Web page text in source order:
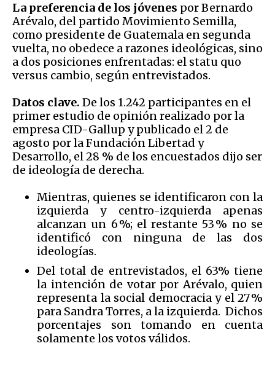
La preferencia de los jóvenes por Bernardo
Arévalo, del partido Movimiento Semilla,
como presidente de Guatemala en segunda
vuelta, no obedece a razones ideológicas, sino
a dos posiciones enfrentadas: el statu quo
versus cambio, según entrevistados.
Datos clave. De los 1.242 participantes en el
primer estudio de opinión realizado por la
empresa CID-Gallup y publicado el 2 de
agosto por la Fundación Libertad y
Desarrollo, el 28 % de los encuestados dijo ser
de ideología de derecha.
Mientras, quienes se identificaron con la
izquierda y centro-izquierda apenas
alcanzan un 6 %; el restante 53 % no se
identificó con ninguna de las dos
ideologías.
Del total de entrevistados, el 63% tiene
la intención de votar por Arévalo, quien
representa la social democracia y el 27 %
para Sandra Torres, a la izquierda. Dichos
porcentajes son tomando en cuenta
solamente los votos válidos.